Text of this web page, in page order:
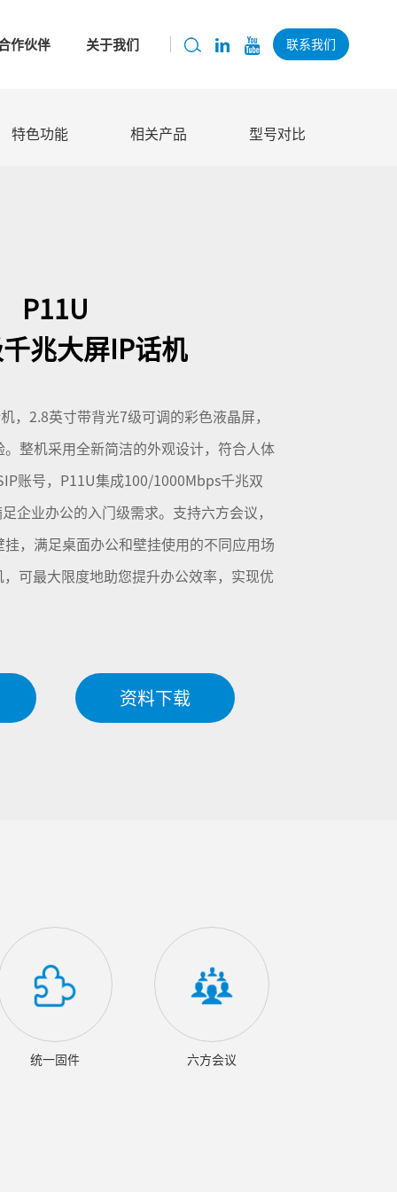
作伙伴 关于我们 联系我们
特色功能 相关产品 型号对比
P11U
兆大屏IP话机
，2.8英寸带背光7级可调的彩色液晶屏，
整机采用全新简洁的外观设计，符合人体
账号，P11U集成100/1000Mbps千兆双
企业办公的入门级需求。支持六方会议，
，满足桌面办公和壁挂使用的不同应用场
可最大限度地助您提升办公效率，实现优
资料下载
统一固件 六方会议